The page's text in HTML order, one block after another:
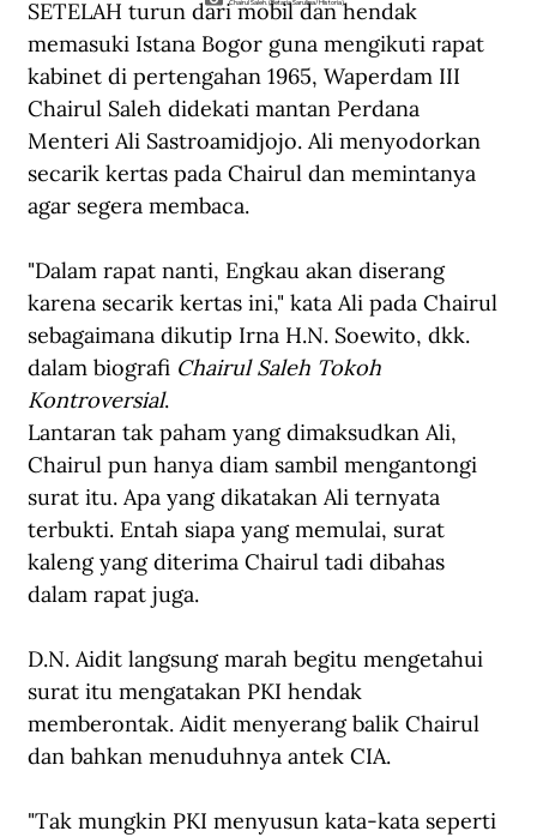
Chairul Saleh. (Betaria Sarulina/Historia).
SETELAH turun dari mobil dan hendak
memasuki Istana Bogor guna mengikuti rapat
kabinet di pertengahan 1965, Waperdam III
Chairul Saleh didekati mantan Perdana
Menteri Ali Sastroamidjojo. Ali menyodorkan
secarik kertas pada Chairul dan memintanya
agar segera membaca.
"Dalam rapat nanti, Engkau akan diserang
karena secarik kertas ini," kata Ali pada Chairul
sebagaimana dikutip Irna H.N. Soewito, dkk.
dalam biografi Chairul Saleh Tokoh
Kontroversial.
Lantaran tak paham yang dimaksudkan Ali,
Chairul pun hanya diam sambil mengantongi
surat itu. Apa yang dikatakan Ali ternyata
terbukti. Entah siapa yang memulai, surat
kaleng yang diterima Chairul tadi dibahas
dalam rapat juga.
D.N. Aidit langsung marah begitu mengetahui
surat itu mengatakan PKI hendak
memberontak. Aidit menyerang balik Chairul
dan bahkan menuduhnya antek CIA.
"Tak mungkin PKI menyusun kata-kata seperti